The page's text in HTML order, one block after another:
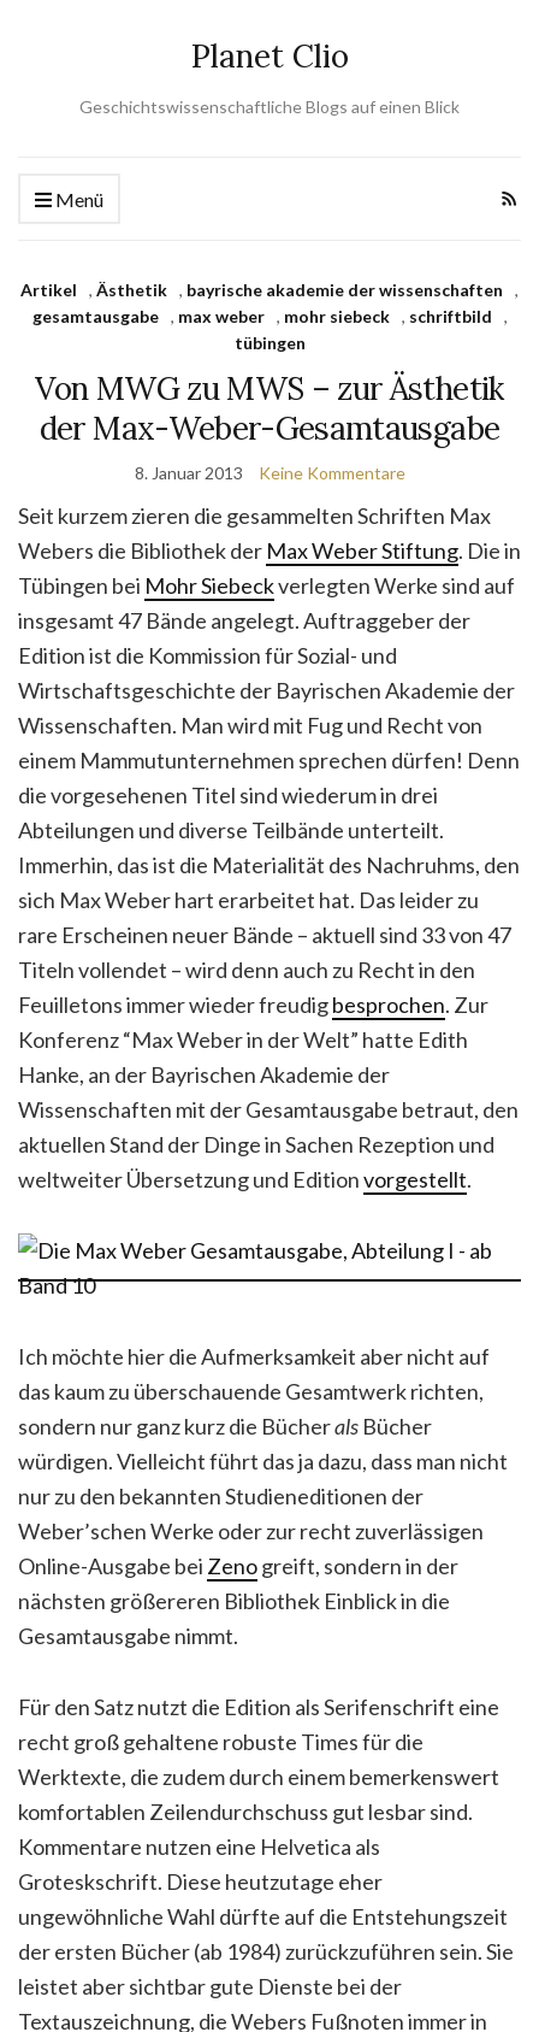
Planet Clio
Geschichtswissenschaftliche Blogs auf einen Blick
Menü
Artikel , Ästhetik , bayrische akademie der wissenschaften
,
gesamtausgabe
, max weber , mohr siebeck , schriftbild
,
tübingen
Von MWG zu MWS – zur Ästhetik
der Max-Weber-Gesamtausgabe
8. Januar 2013 Keine Kommentare
Seit kurzem zieren die gesammelten Schriften Max
Webers die Bibliothek der Max Weber Stiftung. Die in
Tübingen bei Mohr Siebeckverlegten Werke sind auf
insgesamt 47 Bände angelegt. Auftraggeber der
Edition ist die Kommission für Sozial- und
Wirtschaftsgeschichte der Bayrischen Akademie der
Wissenschaften. Man wird mit Fug und Recht von
einem Mammutunternehmen sprechen dürfen! Denn
die vorgesehenen Titel sind wiederum in drei
Abteilungen und diverse Teilbände unterteilt.
Immerhin, das ist die Materialität des Nachruhms, den
sich Max Weber hart erarbeitet hat. Das leider zu
rare Erscheinen neuer Bände – aktuell sind 33 von 47
Titeln vollendet – wird denn auch zu Recht in den
Feuilletons immer wieder freudigbesprochen. Zur
Konferenz “Max Weber in der Welt” hatte Edith
Hanke, an der Bayrischen Akademie der
Wissenschaften mit der Gesamtausgabe betraut, den
aktuellen Stand der Dinge in Sachen Rezeption und
weltweiter Übersetzung und Editionvorgestellt.
Ich möchte hier die Aufmerksamkeit aber nicht auf
das kaum zu überschauende Gesamtwerk richten,
sondern nur ganz kurz die Bücherals Bücher
würdigen. Vielleicht führt das ja dazu, dass man nicht
nur zu den bekannten Studieneditionen der
Weber’schen Werke oder zur recht zuverlässigen
Online-Ausgabe bei Zenogreift, sondern in der
nächsten größereren Bibliothek Einblick in die
Gesamtausgabe nimmt.
Für den Satz nutzt die Edition als Serifenschrift eine
recht groß gehaltene robuste Times für die
Werktexte, die zudem durch einem bemerkenswert
komfortablen Zeilendurchschuss gut lesbar sind.
Kommentare nutzen eine Helvetica als
Groteskschrift. Diese heutzutage eher
ungewöhnliche Wahl dürfte auf die Entstehungszeit
der ersten Bücher (ab 1984) zurückzuführen sein. Sie
leistet aber sichtbar gute Dienste bei der
Textauszeichnung, die Webers Fußnoten immer in